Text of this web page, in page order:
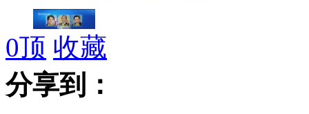
石原叫嚣"拥核"将加速日右倾化
0顶 收藏
分享到：